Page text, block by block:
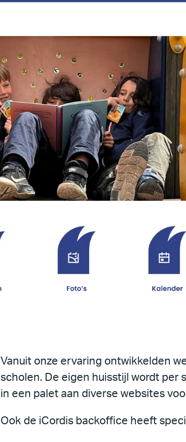
Vanuit onze ervaring ontwikkelden
scholen. De eigen huisstijl wordt per
in een palet aan diverse websites
Ook de iCordis backoffice heeft